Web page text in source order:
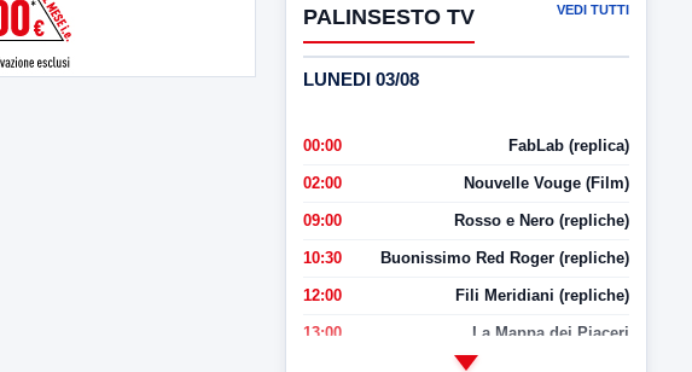
PALINSESTO TV VEDI TUTTI
LUNEDI 03/08
00:00 FabLab (replica)
02:00 Nouvelle Vouge (Film)
09:00 Rosso e Nero (repliche)
10:30 Buonissimo Red Roger (repliche)
12:00 Fili Meridiani (repliche)
13:00 La Mappa dei Piaceri